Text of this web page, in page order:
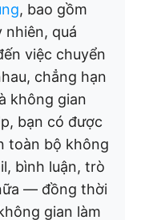
, bao gồm
nhiên, quá
việc chuyển
chẳng hạn
không gian
bạn có được
toàn bộ không
bình luận, trò
— đồng thời
gian làm